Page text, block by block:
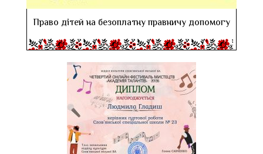
Право дітей на безоплатну правничу допомогу